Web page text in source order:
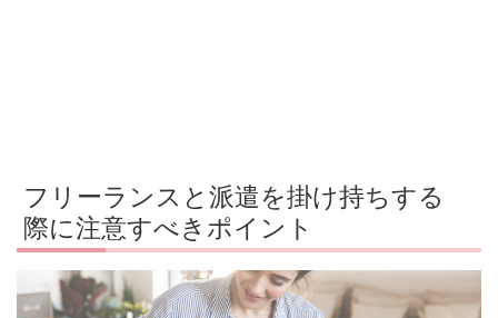
フリーランスと派遣を掛け持ちする
際に注意すべきポイント